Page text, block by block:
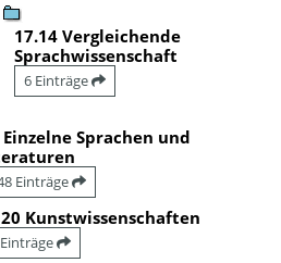
17.14 Vergleichende
Sprachwissenschaft
6 Einträge
Einzelne Sprachen und
Einträge
20 Kunstwissenschaften